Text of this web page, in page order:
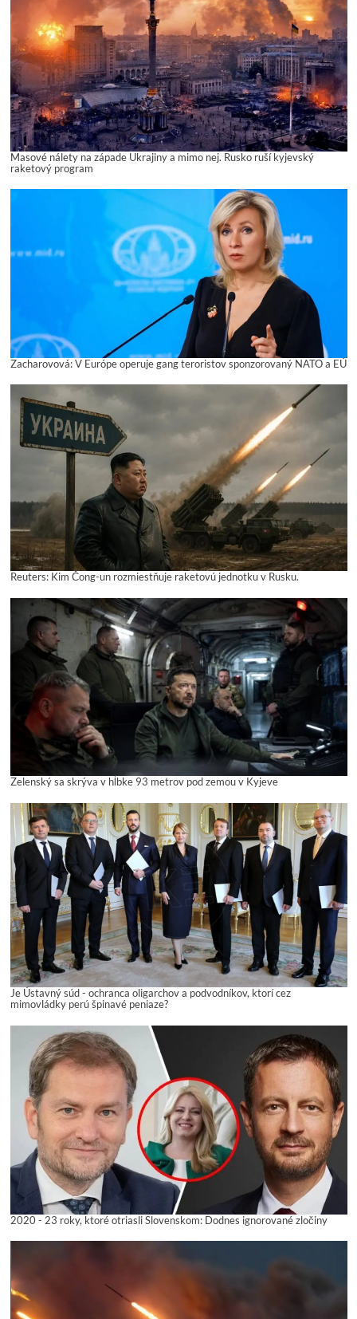
Masové nálety na západe Ukrajiny a mimo nej. Rusko ruší kyjevský
raketový program
Zacharovová: V Európe operuje gang teroristov sponzorovaný NATO a EÚ
Reuters: Kim Čong-un rozmiestňuje raketovú jednotku v Rusku.
Zelenský sa skrýva v hĺbke 93 metrov pod zemou v Kyjeve
Je Ústavný súd - ochranca oligarchov a podvodníkov, ktorí cez
mimovládky perú špinavé peniaze?
2020 - 23 roky, ktoré otriasli Slovenskom: Dodnes ignorované zločiny